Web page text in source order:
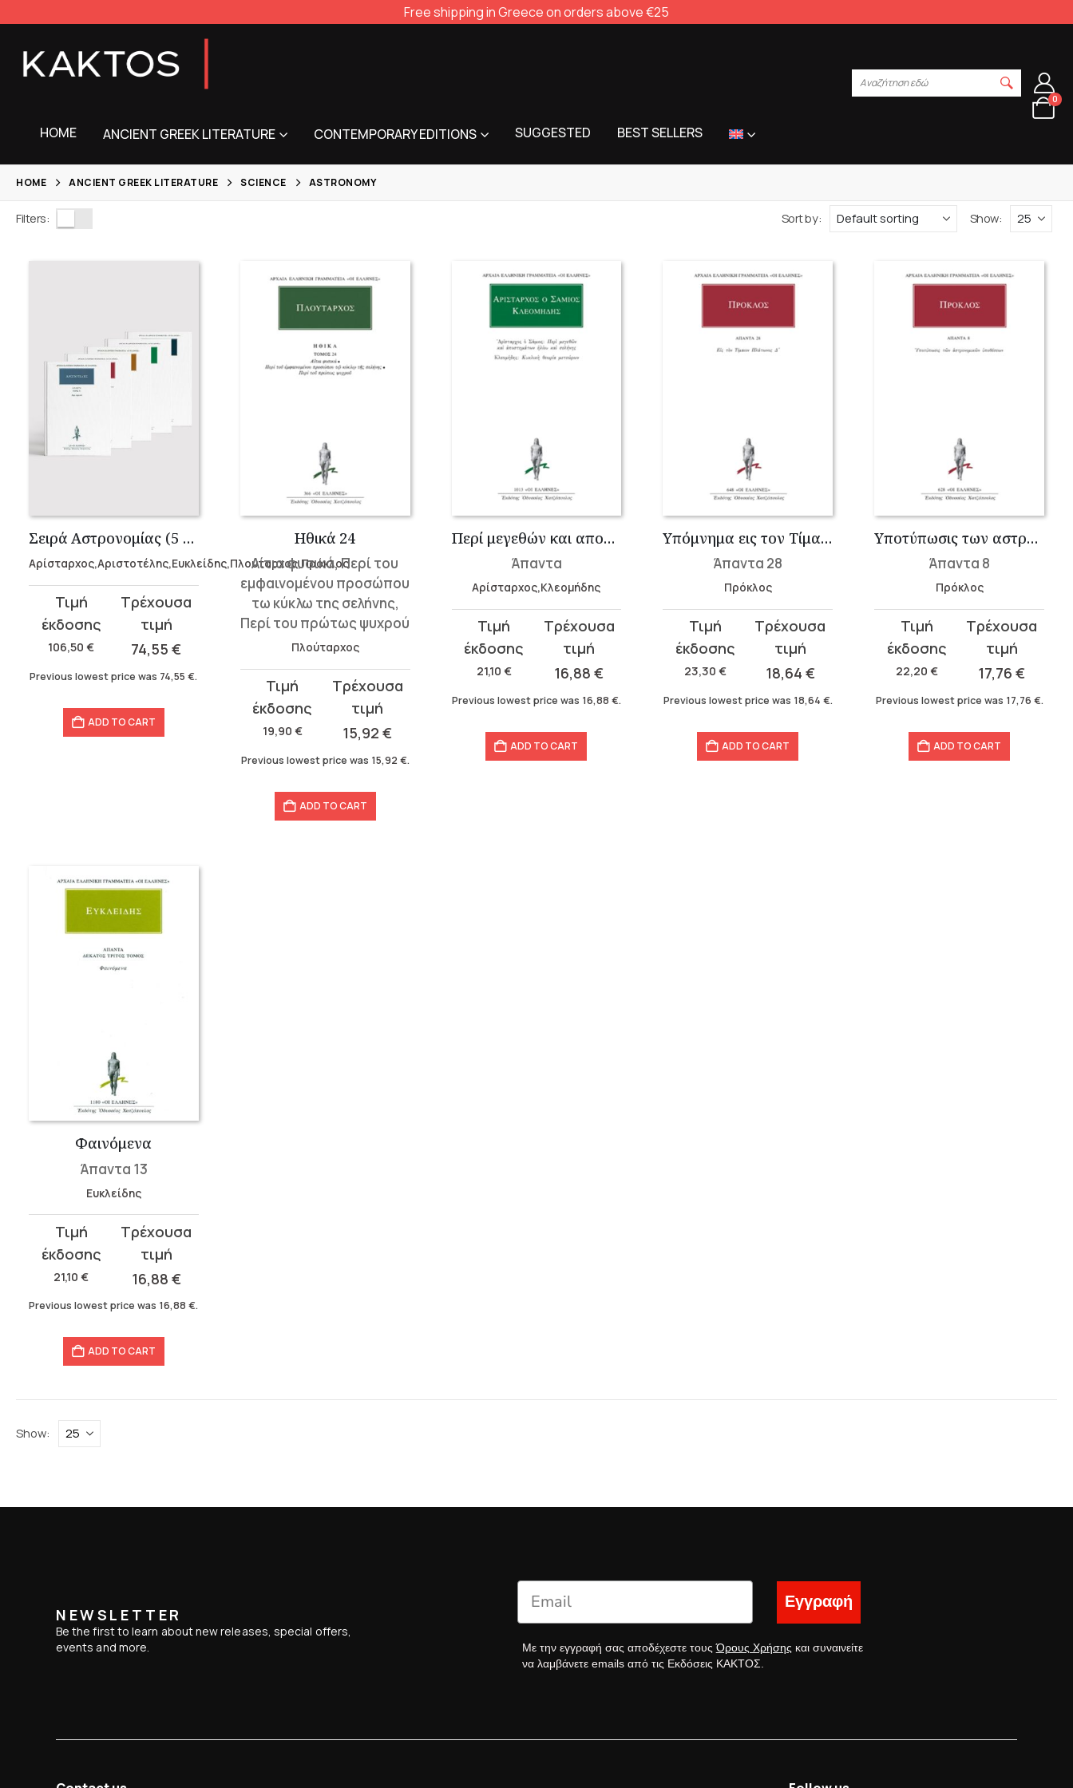
Free shipping in Greece on orders above €25
HOME ANCIENT GREEK LITERATURE CONTEMPORARY EDITIONS SUGGESTED BEST SELLERS
Αναζήτηση εδώ
0
HOME ANCIENT GREEK LITERATURE SCIENCE ASTRONOMY
Filters: Sort by: Show:
Σειρά Αστρονομίας (5 Τόμοι)
Αρίσταρχος,Αριστοτέλης,Ευκλείδης,Πλούταρχος,Πρόκλος
106,50€
Original
price
was:
106,50 €.
74,55€
Current
price
74,55 €.
Previous lowest price was 74,55€.
ADD TO CART
Ηθικά 24
Αίτια φυσικά, Περί του
εμφαινομένου προσώπου
τω κύκλω της σελήνης,
Περί του πρώτως ψυχρού
Πλούταρχος
19,90 €
Original
price
was:
19,90 €.
15,92€
Current
price
15,92 €.
Previous lowest price was 15,92 €.
ADD TO CART
Περί μεγεθών και αποστημάτων ηλίου και σελήνης, Κυκλική θεωρία με...
Άπαντα
Αρίσταρχος,Κλεομήδης
21,10 €
Original
price
was:
21,10 €.
16,88€
Current
price
16,88 €.
Previous lowest price was 16,88 €.
ADD TO CART
Υπόμνημα εις τον Τίμαιον Πλάτωνος 7
Άπαντα 28
Πρόκλος
23,30€
Original
price
was:
23,30 €.
18,64 €
Current
price
18,64 €.
Previous lowest price was 18,64 €.
ADD TO CART
Υποτύπωσις των αστρονομικών υποθέσεων
Άπαντα 8
Πρόκλος
22,20 €
Original
price
was:
22,20 €.
17,76€
Current
price
17,76 €.
Previous lowest price was 17,76 €.
ADD TO CART
Φαινόμενα
Άπαντα 13
Ευκλείδης
21,10€
Original
price
was:
21,10 €.
16,88 €
Current
price
16,88 €.
Previous lowest price was 16,88€.
ADD TO CART
Show:
NEWSLETTER
Be the first to learn about new releases, special offers,
events and more.
Εγγραφή
Με την εγγραφή σας αποδέχεστε τουςΌρους Χρήσης και συναινείτε
να λαμβάνετε emails από τις Εκδόσεις ΚΑΚΤΟΣ.